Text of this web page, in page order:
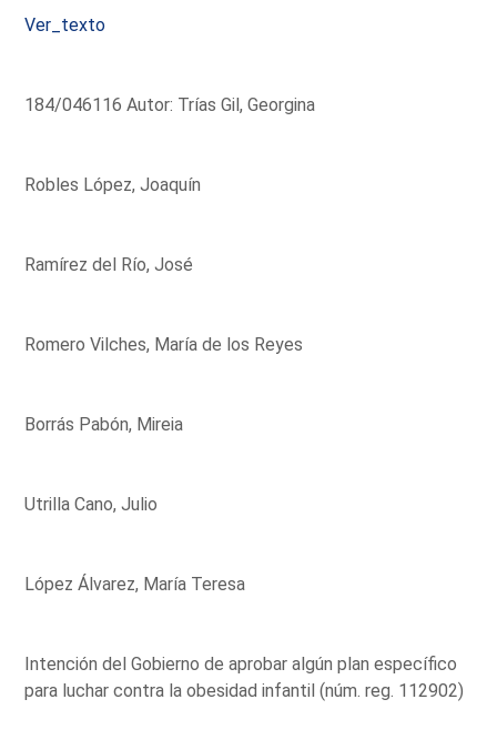
Ver_texto
184/046116 Autor: Trías Gil, Georgina
Robles López, Joaquín
Ramírez del Río, José
Romero Vilches, María de los Reyes
Borrás Pabón, Mireia
Utrilla Cano, Julio
López Álvarez, María Teresa
Intención del Gobierno de aprobar algún plan específico
para luchar contra la obesidad infantil (núm. reg. 112902)